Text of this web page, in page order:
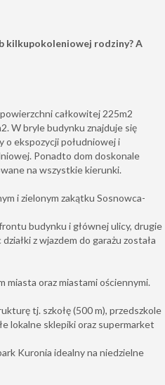
kilkupokoleniowej rodziny? A
całkowitej 225m2
W bryle budynku znajduje się
o ekspozycji południowej i
Ponadto dom doskonale
na wszystkie kierunki.
i zielonym zakątku Sosnowca-
budynku i głównej ulicy, drugie
z wjazdem do garażu została
oraz miastami ościennymi.
tj. szkołę (500 m), przedszkole
lokalne sklepiki oraz supermarket
Kuronia idealny na niedzielne